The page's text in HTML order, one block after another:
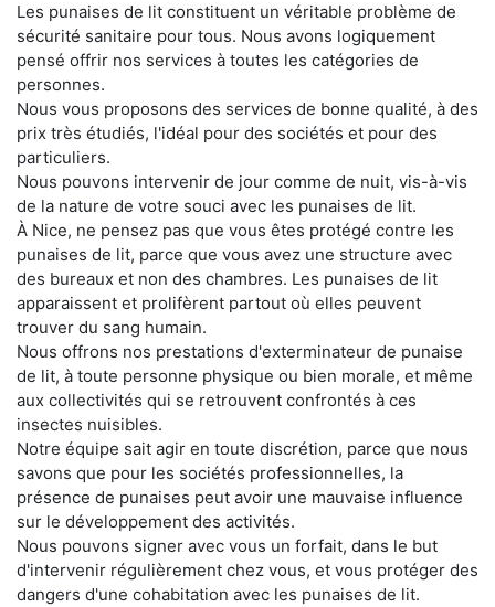
Les punaises de lit constituent un véritable problème de
sécurité sanitaire pour tous. Nous avons logiquement
pensé offrir nos services à toutes les catégories de
personnes.
Nous vous proposons des services de bonne qualité, à des
prix très étudiés, l'idéal pour des sociétés et pour des
particuliers.
Nous pouvons intervenir de jour comme de nuit, vis-à-vis
de la nature de votre souci avec les punaises de lit.
À Nice, ne pensez pas que vous êtes protégé contre les
punaises de lit, parce que vous avez une structure avec
des bureaux et non des chambres. Les punaises de lit
apparaissent et prolifèrent partout où elles peuvent
trouver du sang humain.
Nous offrons nos prestations d'exterminateur de punaise
de lit, à toute personne physique ou bien morale, et même
aux collectivités qui se retrouvent confrontés à ces
insectes nuisibles.
Notre équipe sait agir en toute discrétion, parce que nous
savons que pour les sociétés professionnelles, la
présence de punaises peut avoir une mauvaise influence
sur le développement des activités.
Nous pouvons signer avec vous un forfait, dans le but
d'intervenir régulièrement chez vous, et vous protéger des
dangers d'une cohabitation avec les punaises de lit.